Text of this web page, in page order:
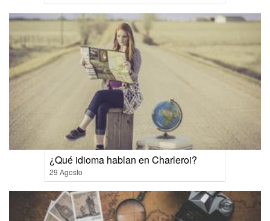
¿Qué idioma hablan en Charleroi?
29 Agosto